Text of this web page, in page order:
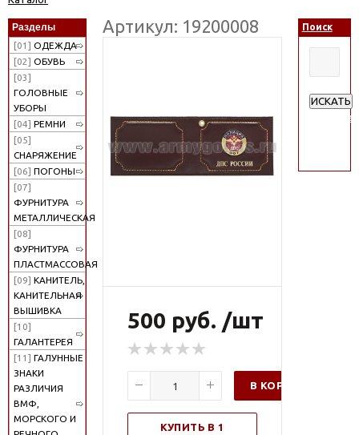
Разделы
[01] ОДЕЖДА
[02] ОБУВЬ
[03]
ГОЛОВНЫЕ
УБОРЫ
[04] РЕМНИ
[05]
СНАРЯЖЕНИЕ
[06] ПОГОНЫ
[07]
ФУРНИТУРА
МЕТАЛЛИЧЕСКАЯ
[08]
ФУРНИТУРА
ПЛАСТМАССОВАЯ
[09] КАНИТЕЛЬ,
КАНИТЕЛЬНАЯ
ВЫШИВКА
[10]
ГАЛАНТЕРЕЯ
[11] ГАЛУННЫЕ
ЗНАКИ
РАЗЛИЧИЯ
ВМФ,
МОРСКОГО И
Артикул: 19200008
500 руб. /шт
В КОРЗИНУ
КУПИТЬ В 1
Поиск
ИСКАТЬ